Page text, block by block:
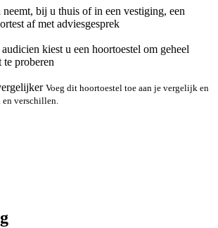
neemt, bij u thuis of in een vestiging, een
af met adviesgesprek
audicien kiest u een hoortoestel om geheel
proberen
Voeg dit hoortoestel toe aan je vergelijk en
en verschillen.